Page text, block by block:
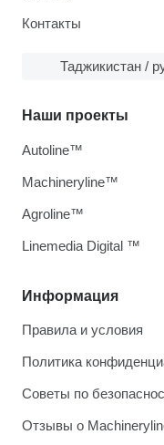
Контакты
Таджикистан /
Информация
Правила и условия
Политика
Советы по
Отзывы о
Наши проекты
Autoline™
Machineryline™
Agroline™
Linemedia Digital ™